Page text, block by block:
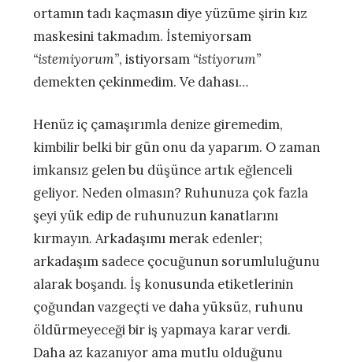
ortamın tadı kaçmasın diye yüzüme şirin kız
maskesini takmadım. İstemiyorsam
“istemiyorum”, istiyorsam “istiyorum”
demekten çekinmedim. Ve dahası…
Henüz iç çamaşırımla denize giremedim,
kimbilir belki bir gün onu da yaparım. O zaman
imkansız gelen bu düşünce artık eğlenceli
geliyor. Neden olmasın? Ruhunuza çok fazla
şeyi yük edip de ruhunuzun kanatlarını
kırmayın. Arkadaşımı merak edenler;
arkadaşım sadece çocuğunun sorumluluğunu
alarak boşandı. İş konusunda etiketlerinin
çoğundan vazgeçti ve daha yüksüz, ruhunu
öldürmeyeceği bir iş yapmaya karar verdi.
Daha az kazanıyor ama mutlu olduğunu